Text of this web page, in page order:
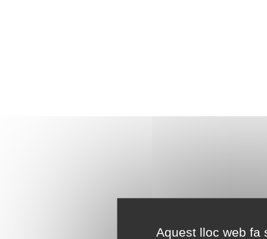
Aquest lloc web fa